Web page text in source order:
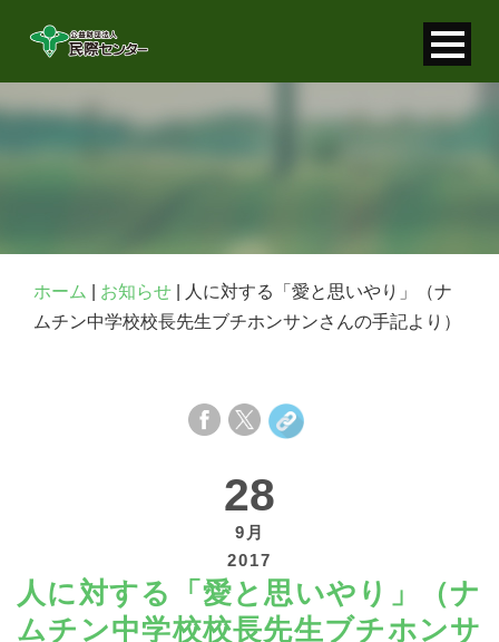
お問い合わせ
ホーム お知らせ
人に対する「愛と思いやり」（ナ
ムチン中学校校長先生ブチホンサンさんの手記より）
28
9月
2017
人に対する「愛と思いやり」（ナ
ムチン中学校校長先生ブチホンサ